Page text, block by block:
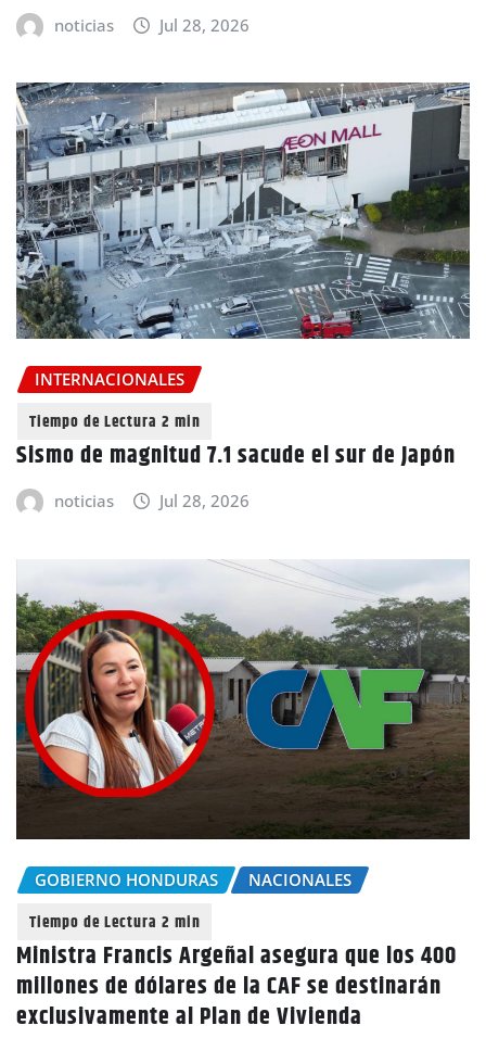
noticias Jul 28, 2026
INTERNACIONALES
Sismo de magnitud 7.1 sacude el sur de Japón
noticias Jul 28, 2026
GOBIERNO HONDURAS NACIONALES
Ministra Francis Argeñal asegura que los 400
millones de dólares de la CAF se destinarán
exclusivamente al Plan de Vivienda